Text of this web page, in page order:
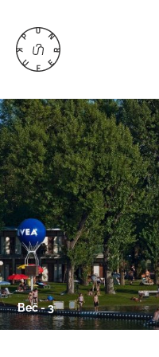
Beč - 3